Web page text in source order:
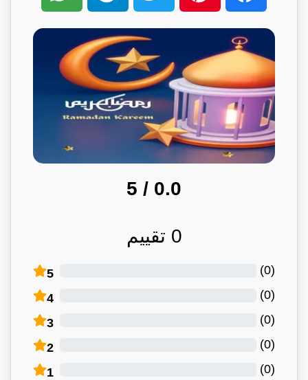
0.0
/ 5
0 تقييم
5 (
0
)
4 (
0
)
3 (
0
)
2 (
0
)
1 (
0
)